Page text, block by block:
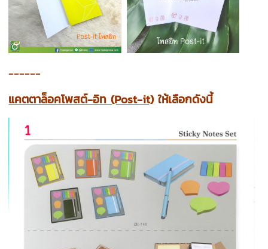
------
แคตตาล็อคโพสต์-อิท (Post-it) ให้เลือกดังนี้